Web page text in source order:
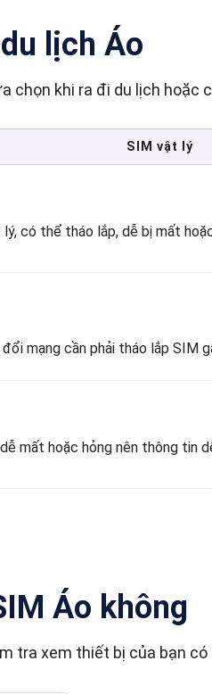
lịch Áo
chọn khi ra đi du lịch hoặc
SIM vật lý
lý, có thể tháo lắp, dễ bị mất
đổi mạng cần phải tháo lắp SIM
mất hoặc hỏng nên thông tin
Áo không
tra xem thiết bị của bạn có